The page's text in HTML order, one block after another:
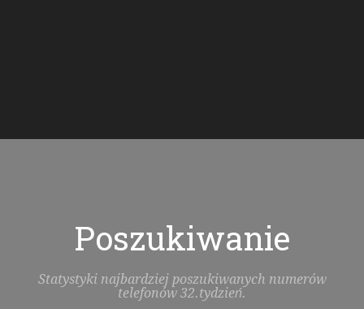
Poszukiwanie
Statystyki najbardziej poszukiwanych numerów
telefonów 32.tydzień.